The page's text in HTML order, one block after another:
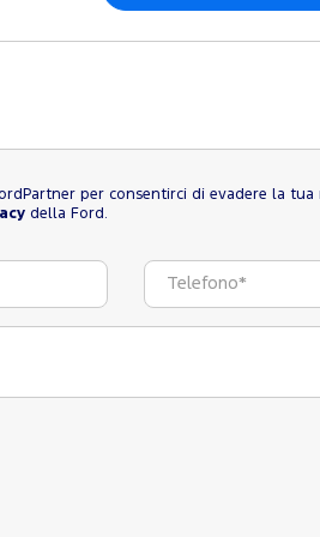
per consentirci di evadere la tua
della Ford.